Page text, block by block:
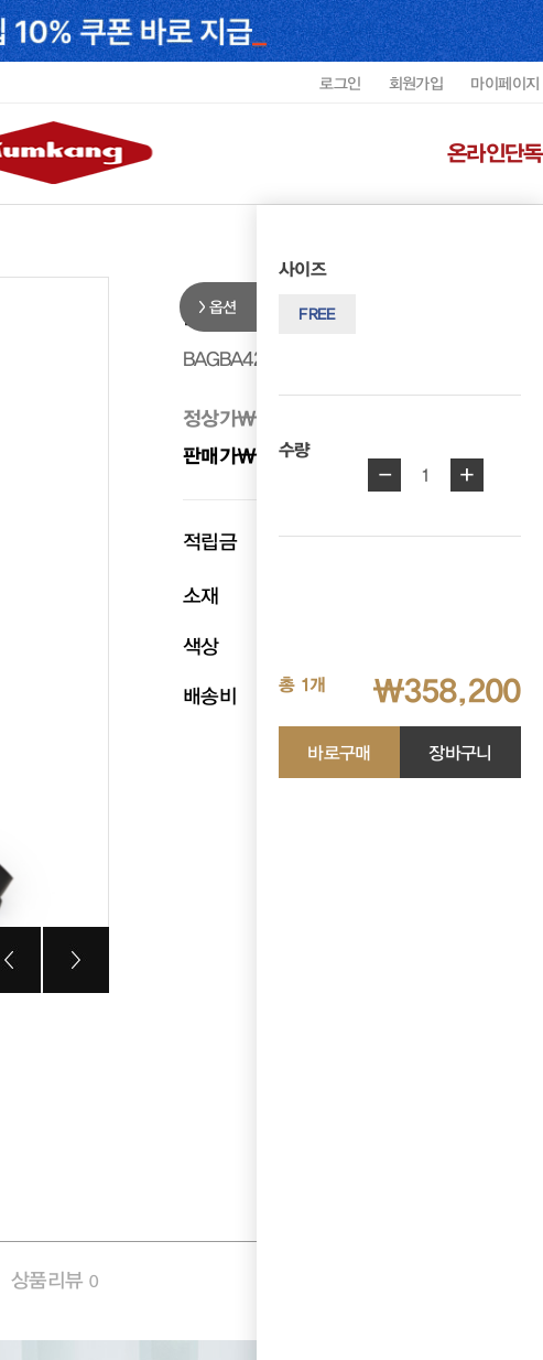
로그인 회원가입 마이페이지
온라인단독
옵션
사이즈
FREE
수량
- 1 +
총 1개 ₩358,200
바로구매 장바구니
리갈 남성 백팩
BAGBA4202MREGF1
정상가₩ 398,000
판매가₩ 358,200 10%
적립금 p 17,910
소재
색상
배송비 무료배송
상품리뷰 0